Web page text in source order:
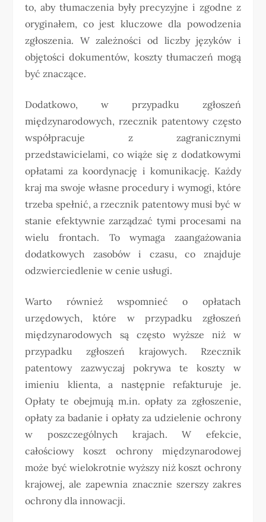
to, aby tłumaczenia były precyzyjne i zgodne z
oryginałem, co jest kluczowe dla powodzenia
zgłoszenia. W zależności od liczby języków i
objętości dokumentów, koszty tłumaczeń mogą
być znaczące.
Dodatkowo, w przypadku zgłoszeń
międzynarodowych, rzecznik patentowy często
współpracuje z zagranicznymi
przedstawicielami, co wiąże się z dodatkowymi
opłatami za koordynację i komunikację. Każdy
kraj ma swoje własne procedury i wymogi, które
trzeba spełnić, a rzecznik patentowy musi być w
stanie efektywnie zarządzać tymi procesami na
wielu frontach. To wymaga zaangażowania
dodatkowych zasobów i czasu, co znajduje
odzwierciedlenie w cenie usługi.
Warto również wspomnieć o opłatach
urzędowych, które w przypadku zgłoszeń
międzynarodowych są często wyższe niż w
przypadku zgłoszeń krajowych. Rzecznik
patentowy zazwyczaj pokrywa te koszty w
imieniu klienta, a następnie refakturuje je.
Opłaty te obejmują m.in. opłaty za zgłoszenie,
opłaty za badanie i opłaty za udzielenie ochrony
w poszczególnych krajach. W efekcie,
całościowy koszt ochrony międzynarodowej
może być wielokrotnie wyższy niż koszt ochrony
krajowej, ale zapewnia znacznie szerszy zakres
ochrony dla innowacji.